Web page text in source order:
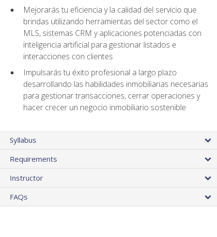
Mejorarás tu eficiencia y la calidad del servicio que
brindas utilizando herramientas del sector como el
MLS, sistemas CRM y aplicaciones potenciadas con
inteligencia artificial para gestionar listados e
interacciones con clientes
Impulsarás tu éxito profesional a largo plazo
desarrollando las habilidades inmobiliarias necesarias
para gestionar transacciones, cerrar operaciones y
hacer crecer un negocio inmobiliario sostenible
Syllabus
Requirements
Instructor
FAQs